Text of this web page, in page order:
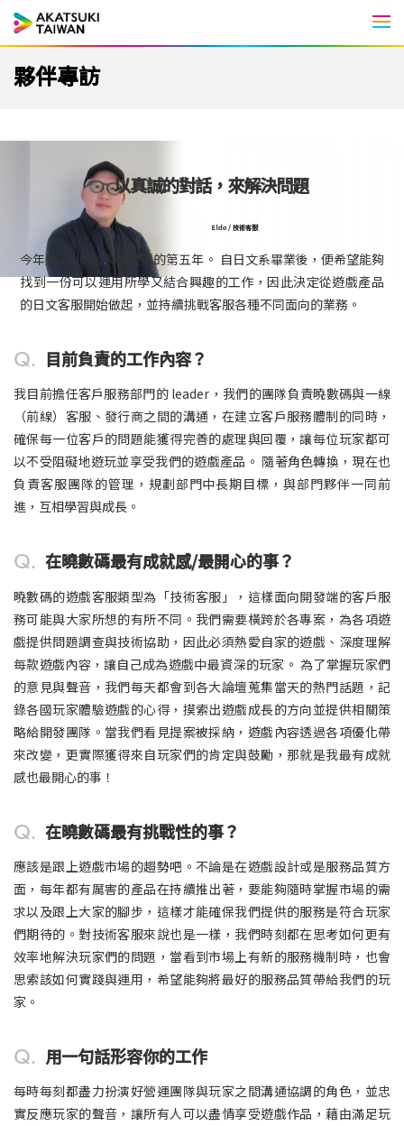
夥伴專訪
以真誠的對話，來解決問題
Eldo / 技術客服
今年是 Eldo 加入曉數碼的第五年。 自日文系畢業後，便希望能夠
找到一份可以運用所學又結合興趣的工作，因此決定從遊戲產品
的日文客服開始做起，並持續挑戰客服各種不同面向的業務。
Q. 目前負責的工作內容？
我目前擔任客戶服務部門的 leader，我們的團隊負責曉數碼與一線
（前線）客服、發行商之間的溝通，在建立客戶服務體制的同時，
確保每一位客戶的問題能獲得完善的處理與回覆，讓每位玩家都可
以不受阻礙地遊玩並享受我們的遊戲產品。 隨著角色轉換，現在也
負責客服團隊的管理，規劃部門中長期目標，與部門夥伴一同前
進，互相學習與成長。
Q. 在曉數碼最有成就感/最開心的事？
曉數碼的遊戲客服類型為「技術客服」，這樣面向開發端的客戶服
務可能與大家所想的有所不同。我們需要橫跨於各專案，為各項遊
戲提供問題調查與技術協助，因此必須熱愛自家的遊戲、深度理解
每款遊戲內容，讓自己成為遊戲中最資深的玩家。 為了掌握玩家們
的意見與聲音，我們每天都會到各大論壇蒐集當天的熱門話題，記
錄各國玩家體驗遊戲的心得，摸索出遊戲成長的方向並提供相關策
略給開發團隊。當我們看見提案被採納，遊戲內容透過各項優化帶
來改變，更實際獲得來自玩家們的肯定與鼓勵，那就是我最有成就
感也最開心的事！
Q. 在曉數碼最有挑戰性的事？
應該是跟上遊戲市場的趨勢吧。不論是在遊戲設計或是服務品質方
面，每年都有厲害的產品在持續推出著，要能夠隨時掌握市場的需
求以及跟上大家的腳步，這樣才能確保我們提供的服務是符合玩家
們期待的。對技術客服來說也是一樣，我們時刻都在思考如何更有
效率地解決玩家們的問題，當看到市場上有新的服務機制時，也會
思索該如何實踐與運用，希望能夠將最好的服務品質帶給我們的玩
家。
Q. 用一句話形容你的工作
每時每刻都盡力扮演好營運團隊與玩家之間溝通協調的角色，並忠
實反應玩家的聲音，讓所有人可以盡情享受遊戲作品，藉由滿足玩